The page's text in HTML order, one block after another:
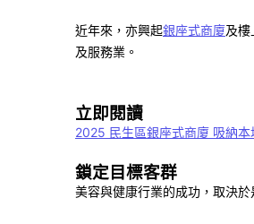
近年來，亦興起銀座式商廈及
及服務業。
立即閱讀
2025 民生區銀座式商廈 吸納本
鎖定目標客群
美容與健康行業的成功，取決